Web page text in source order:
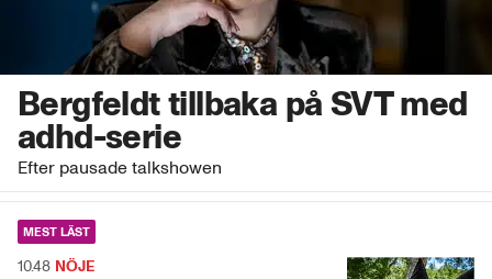
Bergfeldt tillbaka på SVT med
adhd-serie
Efter pausade talkshowen
MEST LÄST
10.48 NÖJE